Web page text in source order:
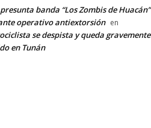
banda “Los Zombis de Huacán”
operativo antiextorsión en
se despista y queda gravemente
en Tunán